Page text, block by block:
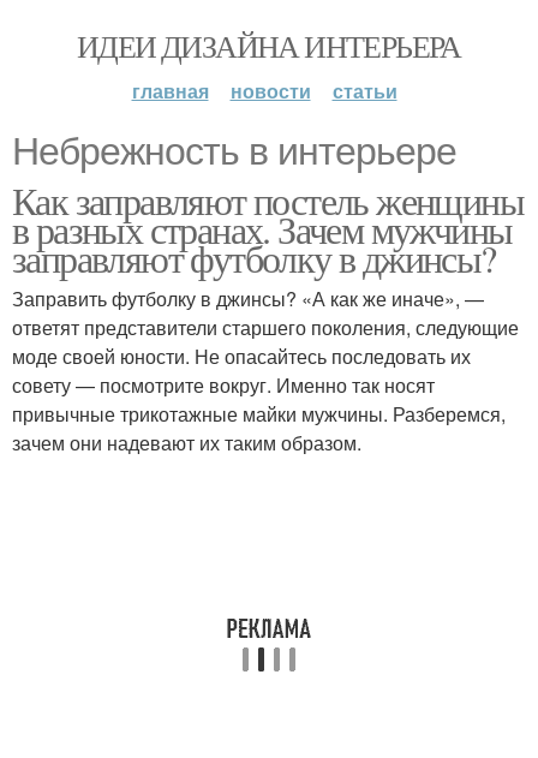
ИДЕИ ДИЗАЙНА ИНТЕРЬЕРА
главная новости статьи
Небрежность в интерьере
Как заправляют постель женщины
в разных странах. Зачем мужчины
заправляют футболку в джинсы?
Заправить футболку в джинсы? «А как же иначе», —
ответят представители старшего поколения, следующие
моде своей юности. Не опасайтесь последовать их
совету — посмотрите вокруг. Именно так носят
привычные трикотажные майки мужчины. Разберемся,
зачем они надевают их таким образом.